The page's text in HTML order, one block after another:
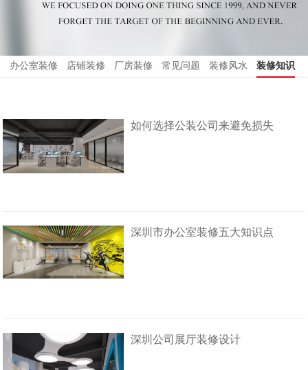
办公室装修 店铺装修 厂房装修 常见问题 装修风水 装修知识
如何选择公装公司来避免损失
深圳市办公室装修五大知识点
深圳公司展厅装修设计